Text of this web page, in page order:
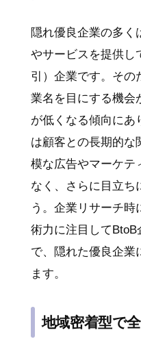
隠れ優良企業の多く
やサービスを提供し
引）企業です。その
業名を目にする機会
が低くなる傾向にあ
は顧客との長期的な
模な広告やマーケテ
なく、さらに目立ち
う。企業リサーチ時
術力に注目してBtoB
で、隠れた優良企業
ます。
地域密着型で